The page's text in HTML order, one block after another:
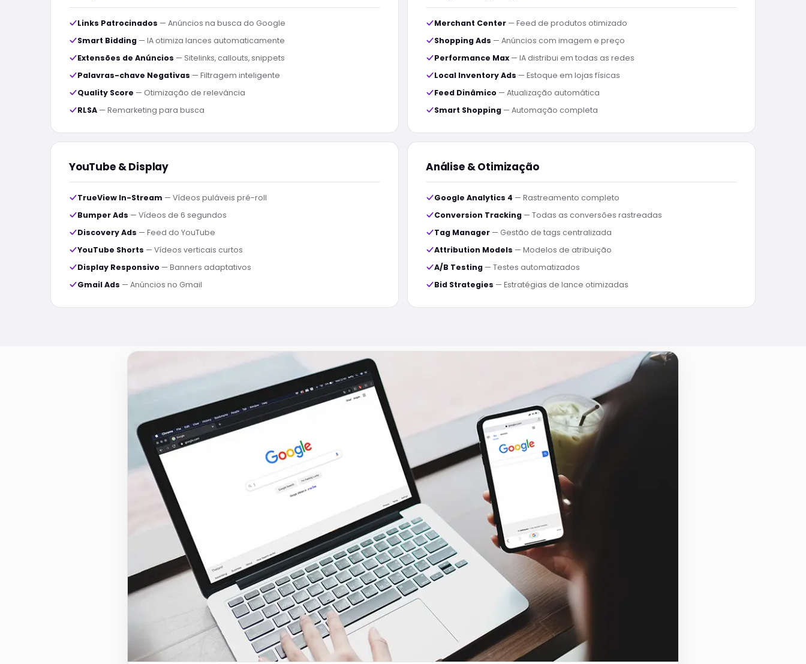
Links Patrocinados — Anúncios na busca do Google
Smart Bidding — IA otimiza lances automaticamente
Extensões de Anúncios — Sitelinks, callouts, snippets
Palavras-chave Negativas — Filtragem inteligente
Quality Score — Otimização de relevância
RLSA — Remarketing para busca
Merchant Center — Feed de produtos otimizado
Shopping Ads — Anúncios com imagem e preço
Performance Max — IA distribui em todas as redes
Local Inventory Ads — Estoque em lojas físicas
Feed Dinâmico — Atualização automática
Smart Shopping — Automação completa
YouTube & Display
TrueView In-Stream — Vídeos puláveis pré-roll
Bumper Ads — Vídeos de 6 segundos
Discovery Ads — Feed do YouTube
YouTube Shorts — Vídeos verticais curtos
Display Responsivo — Banners adaptativos
Gmail Ads — Anúncios no Gmail
Análise & Otimização
Google Analytics 4 — Rastreamento completo
Conversion Tracking — Todas as conversões rastreadas
Tag Manager — Gestão de tags centralizada
Attribution Models — Modelos de atribuição
A/B Testing — Testes automatizados
Bid Strategies — Estratégias de lance otimizadas